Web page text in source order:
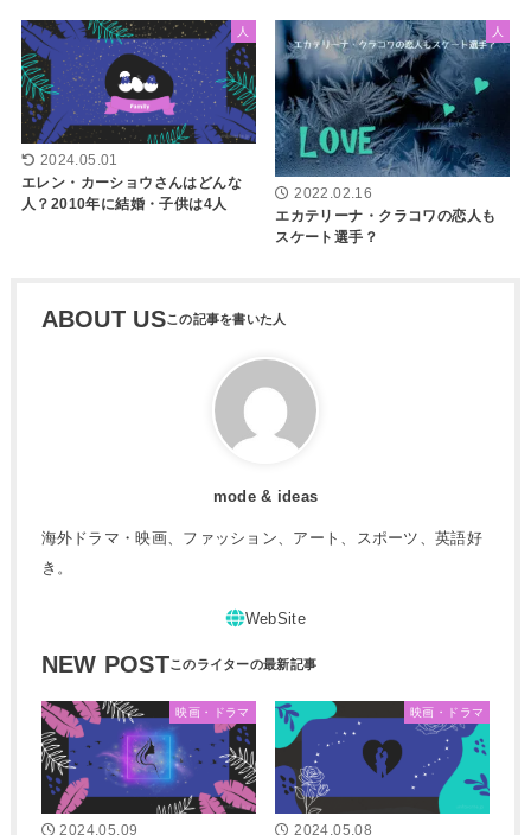
人
2024.05.01
エレン・カーショウさんはどんな
人？2010年に結婚・子供は4人
人
2022.02.16
エカテリーナ・クラコワの恋人も
スケート選手？
ABOUT US
mode & ideas
海外ドラマ・映画、ファッション、アート、スポーツ、英語好
き。
NEW POST
映画・ドラマ
2024.05.09
映画・ドラマ
2024.05.08